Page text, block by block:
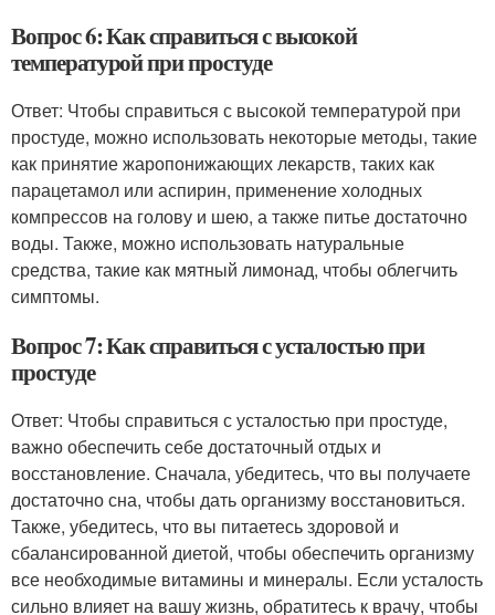
Вопрос 6: Как справиться с высокой
температурой при простуде
Ответ: Чтобы справиться с высокой температурой при
простуде, можно использовать некоторые методы, такие
как принятие жаропонижающих лекарств, таких как
парацетамол или аспирин, применение холодных
компрессов на голову и шею, а также питье достаточно
воды. Также, можно использовать натуральные
средства, такие как мятный лимонад, чтобы облегчить
симптомы.
Вопрос 7: Как справиться с усталостью при
простуде
Ответ: Чтобы справиться с усталостью при простуде,
важно обеспечить себе достаточный отдых и
восстановление. Сначала, убедитесь, что вы получаете
достаточно сна, чтобы дать организму восстановиться.
Также, убедитесь, что вы питаетесь здоровой и
сбалансированной диетой, чтобы обеспечить организму
все необходимые витамины и минералы. Если усталость
сильно влияет на вашу жизнь, обратитесь к врачу, чтобы